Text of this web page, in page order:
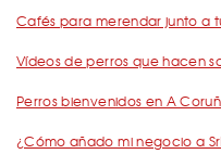
Cafés para merendar junto a
Vídeos de perros que hacen
Perros bienvenidos en A
¿Cómo añado mi negocio a